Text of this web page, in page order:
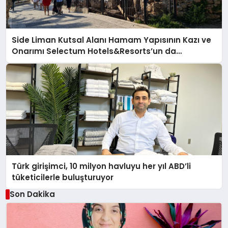
Side Liman Kutsal Alanı Hamam Yapısının Kazı ve
Onarımı Selectum Hotels&Resorts’un da
Katkılarıyla Tamamlandı
Türk girişimci, 10 milyon havluyu her yıl ABD’li
tüketicilerle buluşturuyor
Son Dakika